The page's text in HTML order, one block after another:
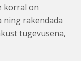
korral on
ning rakendada
tugevusena,